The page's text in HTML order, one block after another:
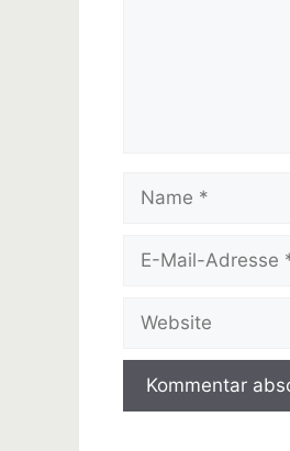
Name
Website